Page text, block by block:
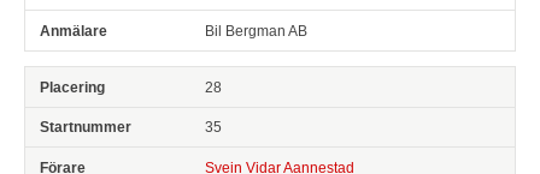
Bil Bergman AB
28
35
Svein Vidar Aannestad